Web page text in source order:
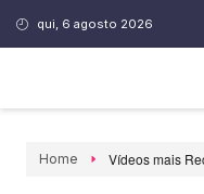
qui, 6 agosto 2026
Home Vídeos mais